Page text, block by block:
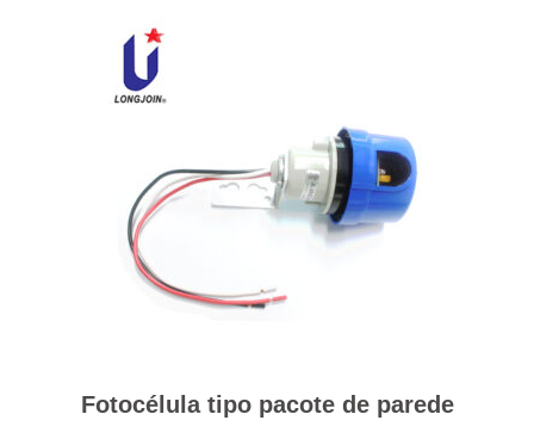
Fotocélula tipo pacote de parede